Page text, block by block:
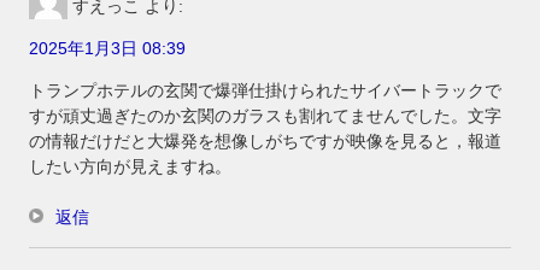
すえっこ より:
2025年1月3日 08:39
トランプホテルの玄関で爆弾仕掛けられたサイバートラックで
すが頑丈過ぎたのか玄関のガラスも割れてませんでした。文字
の情報だけだと大爆発を想像しがちですが映像を見ると，報道
したい方向が見えますね。
返信